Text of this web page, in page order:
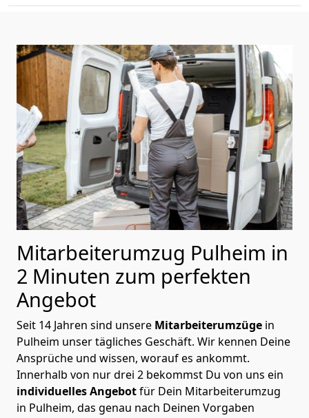
Mitarbeiterumzug Pulheim in
2 Minuten zum perfekten
Angebot
Seit 14 Jahren sind unsere Mitarbeiterumzüge in
Pulheim unser tägliches Geschäft. Wir kennen Deine
Ansprüche und wissen, worauf es ankommt.
Innerhalb von nur drei 2 bekommst Du von uns ein
individuelles Angebotfür Dein Mitarbeiterumzug
in Pulheim, das genau nach Deinen Vorgaben